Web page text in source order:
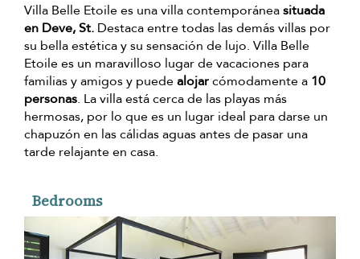
Villa Belle Etoile es una villa contemporáneasituada
en Deve, St. Destaca entre todas las demás villas por
su bella estética y su sensación de lujo. Villa Belle
Etoile es un maravilloso lugar de vacaciones para
familias y amigos y puedealojarcómodamente a 10
personas. La villa está cerca de las playas más
hermosas, por lo que es un lugar ideal para darse un
chapuzón en las cálidas aguas antes de pasar una
tarde relajante en casa.
Bedrooms